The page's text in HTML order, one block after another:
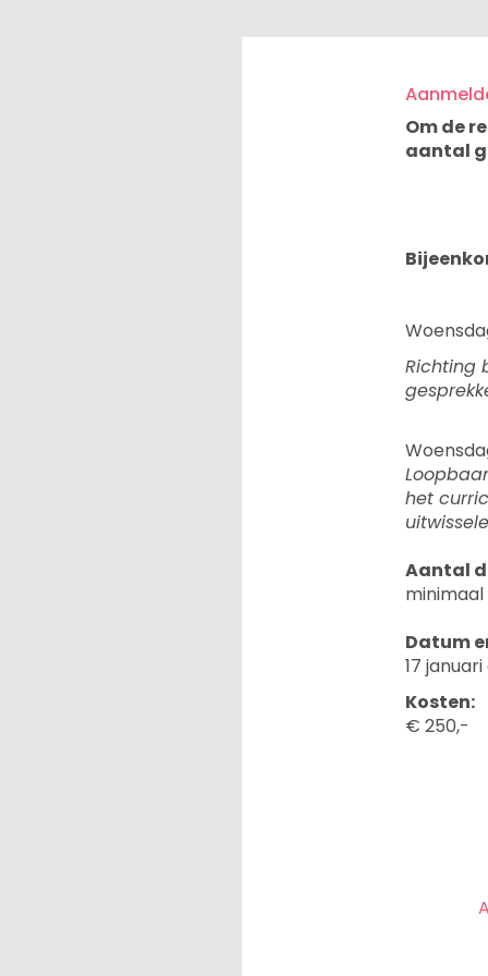
Om de
aantal
Richting
het
Aantal
minimaal
Datum
17
Kosten:
€ 250,-